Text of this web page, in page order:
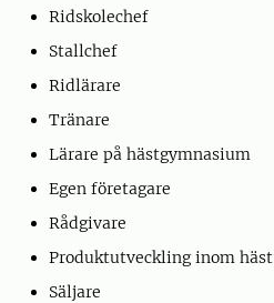
Ridskolechef
Stallchef
Ridlärare
Tränare
Lärare på hästgymnasium
Egen företagare
Rådgivare
Produktutveckling inom häst
Säljare